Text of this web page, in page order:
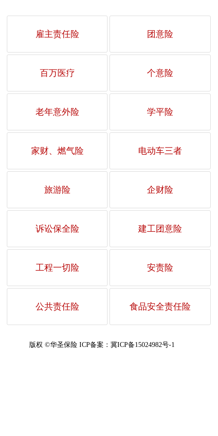
雇主责任险 团意险
百万医疗 个意险
老年意外险 学平险
家财、燃气险 电动车三者
旅游险 企财险
诉讼保全险 建工团意险
工程一切险 安责险
公共责任险 食品安全责任险
版权 ©华圣保险 ICP备案：冀ICP备15024982号-1